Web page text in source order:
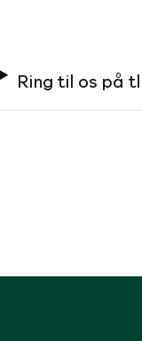
Ring til os på